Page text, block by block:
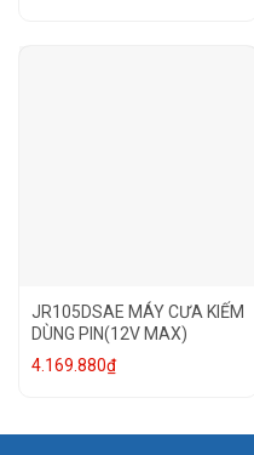
JR105DSAE MÁY CƯA KIẾM
DÙNG PIN(12V MAX)
4.169.880₫